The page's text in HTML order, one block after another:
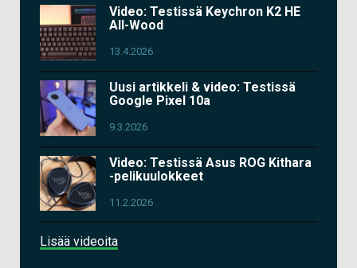
Video: Testissä Keychron K2 HE
All-Wood
13.4.2026
Uusi artikkeli & video: Testissä
Google Pixel 10a
9.3.2026
Video: Testissä Asus ROG Kithara
-pelikuulokkeet
11.2.2026
Lisää videoita